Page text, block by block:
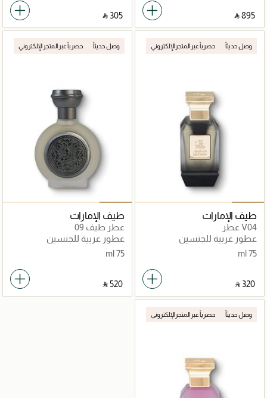
‎ ⃁ ⁦895⁩ ‎
‎ ⃁ ⁦305⁩ ‎
وصل حديثاً حصرياً عبر المتجر الإلكتروني
طيف الإمارات
V04 عطر
عطور عربية للجنسين
75 ml
‎ ⃁ ⁦320⁩ ‎
وصل حديثاً حصرياً عبر المتجر الإلكتروني
طيف الإمارات
عطر طيف 09
عطور عربية للجنسين
75 ml
‎ ⃁ ⁦520⁩ ‎
وصل حديثاً حصرياً عبر المتجر الإلكتروني